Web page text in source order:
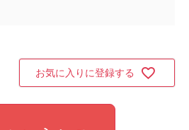
お気に入りに登録する